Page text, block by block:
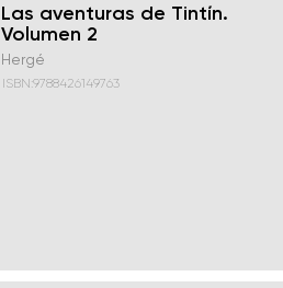
Las aventuras de Tintín.
Volumen 2
Hergé
ISBN:9788426149763